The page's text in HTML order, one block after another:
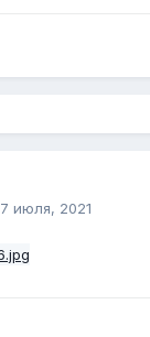
7 июля, 2021